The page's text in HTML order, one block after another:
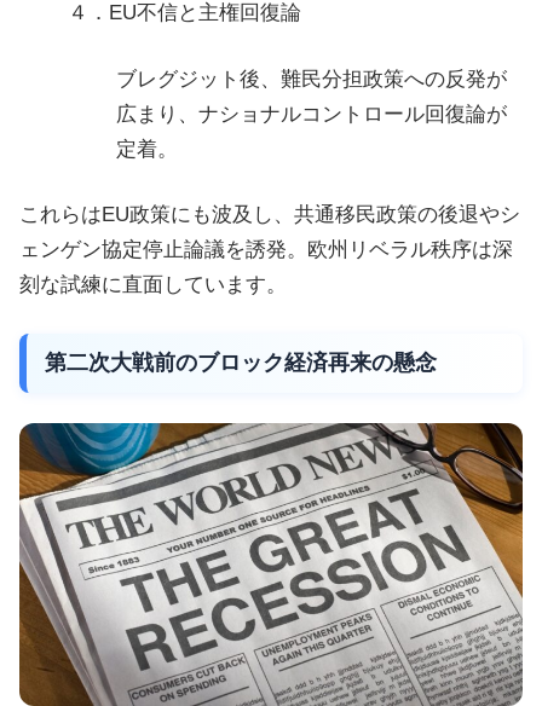
４．EU不信と主権回復論
ブレグジット後、難民分担政策への反発が
広まり、ナショナルコントロール回復論が
定着。
これらはEU政策にも波及し、共通移民政策の後退やシ
ェンゲン協定停止論議を誘発。欧州リベラル秩序は深
刻な試練に直面しています。
第二次大戦前のブロック経済再来の懸念